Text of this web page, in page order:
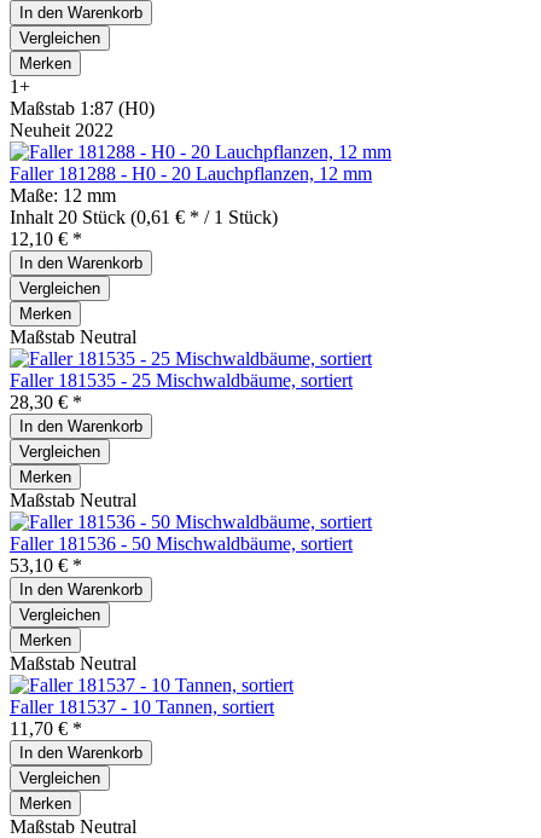
In den Warenkorb
Vergleichen
Merken
1+
Maßstab 1:87 (H0)
Neuheit 2022
Faller 181288 - H0 - 20 Lauchpflanzen, 12 mm
Maße: 12 mm
Inhalt 20 Stück (0,61 € * / 1 Stück)
12,10 € *
In den Warenkorb
Vergleichen
Merken
Maßstab Neutral
Faller 181535 - 25 Mischwaldbäume, sortiert
28,30 € *
In den Warenkorb
Vergleichen
Merken
Maßstab Neutral
Faller 181536 - 50 Mischwaldbäume, sortiert
53,10 € *
In den Warenkorb
Vergleichen
Merken
Maßstab Neutral
Faller 181537 - 10 Tannen, sortiert
11,70 € *
In den Warenkorb
Vergleichen
Merken
Maßstab Neutral